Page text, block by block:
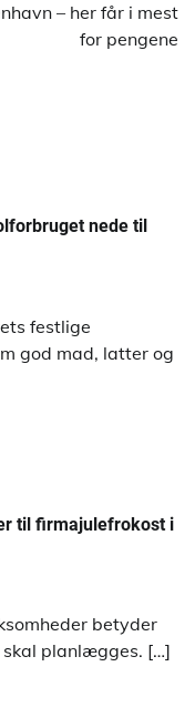
– her får i mest
for pengene
nede til
festlige
god mad, latter og
til firmajulefrokost i
betyder
planlægges. […]